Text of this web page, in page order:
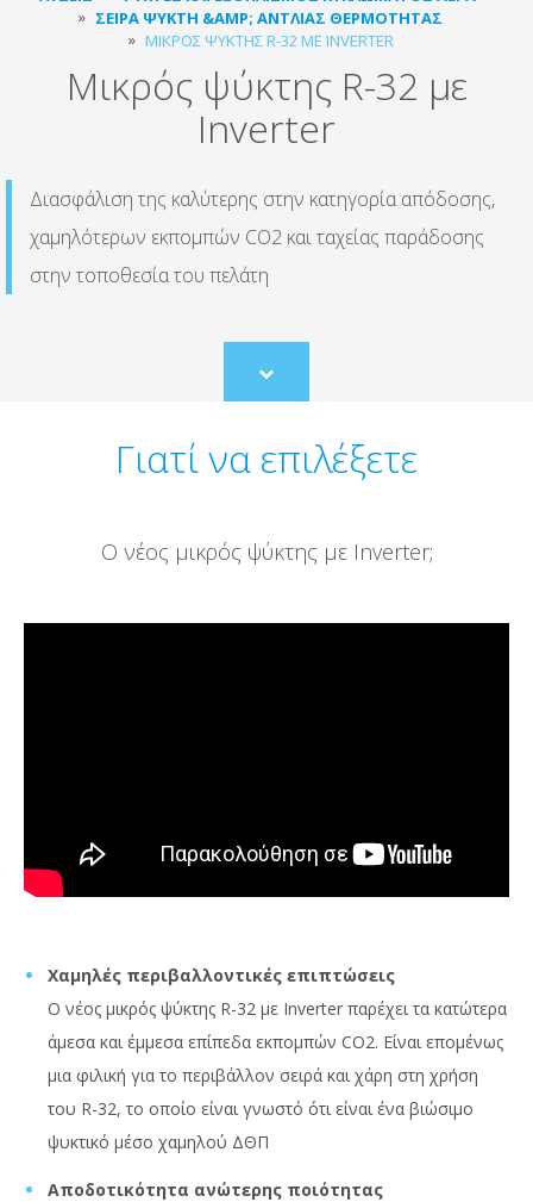
ΣΕΙΡΆ ΨΎΚΤΗ &AMP; ΑΝΤΛΊΑΣ ΘΕΡΜΌΤΗΤΑΣ
ΜΙΚΡΌΣ ΨΎΚΤΗΣ R-32 ΜΕ INVERTER
Μικρός ψύκτης R-32 με
Inverter
Διασφάλιση της καλύτερης στην κατηγορία απόδοσης,
χαμηλότερων εκπομπών CO2 και ταχείας παράδοσης
στην τοποθεσία του πελάτη
Scroll
to
Γιατί να επιλέξετε
Ο νέος μικρός ψύκτης με Inverter;
Χαμηλές περιβαλλοντικές επιπτώσεις
Ο νέος μικρός ψύκτης R-32 με Inverter παρέχει τα κατώτερα
άμεσα και έμμεσα επίπεδα εκπομπών CO2. Είναι επομένως
μια φιλική για το περιβάλλον σειρά και χάρη στη χρήση
του R-32, το οποίο είναι γνωστό ότι είναι ένα βιώσιμο
ψυκτικό μέσο χαμηλού ΔΘΠ
Αποδοτικότητα ανώτερης ποιότητας